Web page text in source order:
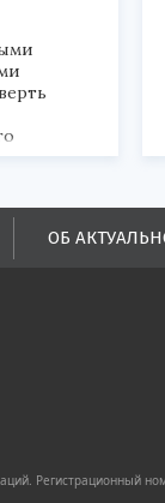
уровней.
ОБ
Регистрационный